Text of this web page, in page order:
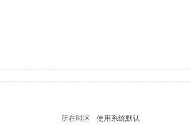
所在时区 使用系统默认